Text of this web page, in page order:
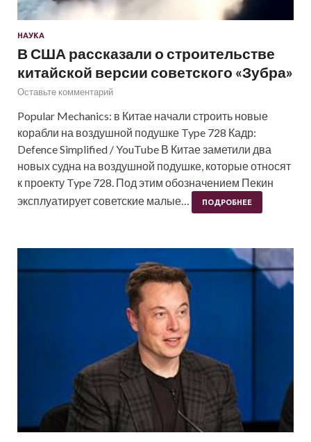
НАУКА
В США рассказали о строительстве
китайской версии советского «Зубра»
Оставьте комментарий
Popular Mechanics: в Китае начали строить новые
корабли на воздушной подушке Type 728 Кадр:
Defence Simplified / YouTube В Китае заметили два
новых судна на воздушной подушке, которые относят
к проекту Type 728. Под этим обозначением Пекин
эксплуатирует советские малые…
ПОДРОБНЕЕ